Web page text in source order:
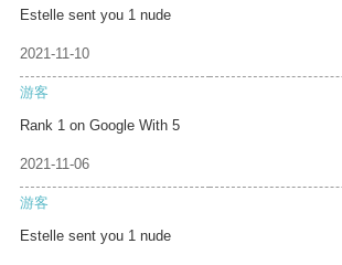
Estelle sent you 1 nude
2021-11-10
游客
Rank 1 on Google With 5
2021-11-06
游客
Estelle sent you 1 nude